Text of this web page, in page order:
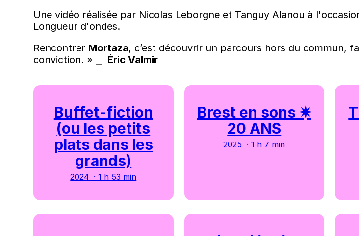
Une vidéo réalisée par Nicolas Leborgne et Tanguy Alanou à
Longueur d'ondes.
Rencontrer Mortaza, c’est découvrir un parcours hors du commun,
conviction. » ⎯ Éric Valmir
Buffet-fiction
(ou les petits
plats dans les
grands)
2024 · 1 h 53 min
Brest en sons ✷
20 ANS
2025 · 1 h 7 min